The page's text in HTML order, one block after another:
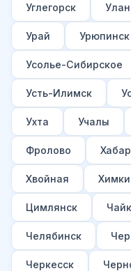
Углегорск
Урай Урюпинск
Усолье-Сибирское
Усть-Илимск
Ухта Учалы
Фролово
Хвойная Химки
Цимлянск
Челябинск
Черкесск